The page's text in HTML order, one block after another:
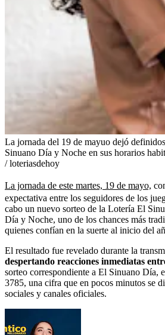
La jornada del 19 de mayuo dejó
Sinuano Día y Noche en sus horarios
/ loteriasdehoy
La jornada de este martes, 19 de mayo,
expectativa entre los seguidores de los
cabo un nuevo sorteo de la Lotería El
Día y Noche, uno de los chances más
quienes confían en la suerte al inicio del
El resultado fue revelado durante la
despertando reacciones inmediatas
sorteo correspondiente a El Sinuano Día,
3785, una cifra que en pocos minutos se
sociales y canales oficiales.